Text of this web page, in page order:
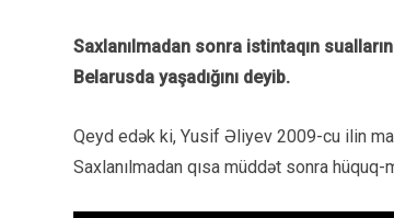
Saxlanılmadan sonra istintaqın
Belarusda yaşadığını deyib.
Qeyd edək ki, Yusif Əliyev 2009-cu ilin
Saxlanılmadan qısa müddət sonra